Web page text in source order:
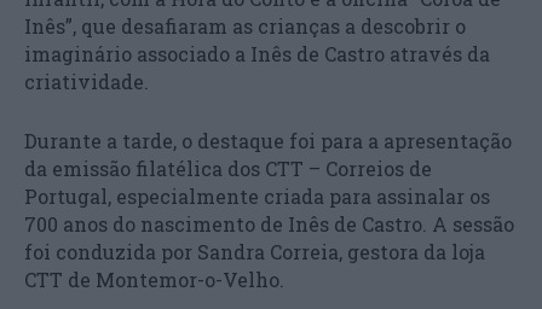
Inês”, que desafiaram as crianças a descobrir o
imaginário associado a Inês de Castro através da
criatividade.
Durante a tarde, o destaque foi para a apresentação
da emissão filatélica dos CTT – Correios de
Portugal, especialmente criada para assinalar os
700 anos do nascimento de Inês de Castro. A sessão
foi conduzida por Sandra Correia, gestora da loja
CTT de Montemor-o-Velho.